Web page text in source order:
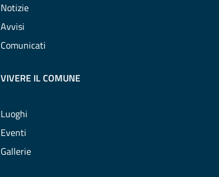
Notizie
Avvisi
Comunicati
VIVERE IL COMUNE
Luoghi
Eventi
Gallerie